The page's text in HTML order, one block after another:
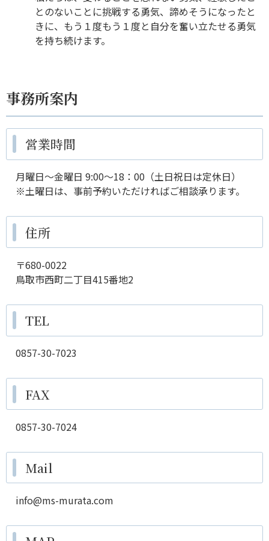
とのないことに挑戦する勇気、諦めそうになったと
きに、もう１度もう１度と自分を奮い立たせる勇気
を持ち続けます。
事務所案内
営業時間
月曜日～金曜日 9:00～18：00（土日祝日は定休日）
※土曜日は、事前予約いただければご相談承ります。
住所
〒680-0022
鳥取市西町二丁目415番地2
TEL
0857-30-7023
FAX
0857-30-7024
Mail
info@ms-murata.com